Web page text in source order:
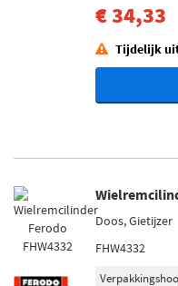
€ 34,33
Tijdelijk
Doos, Gietijzer
FHW4332